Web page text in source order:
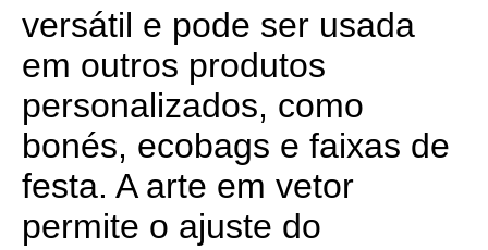
versátil e pode ser usada
em outros produtos
personalizados, como
bonés, ecobags e faixas de
festa. A arte em vetor
permite o ajuste do